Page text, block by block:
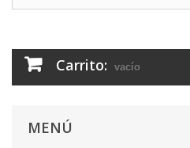
Carrito: vacío
MENÚ